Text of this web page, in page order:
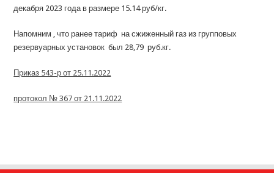
декабря 2023 года в размере 15.14 руб/кг.
Напомним , что ранее тариф на сжиженный газ из групповых
резервуарных установок был 28,79 руб.кг.
Приказ 543-р от 25.11.2022
протокол № 367 от 21.11.2022